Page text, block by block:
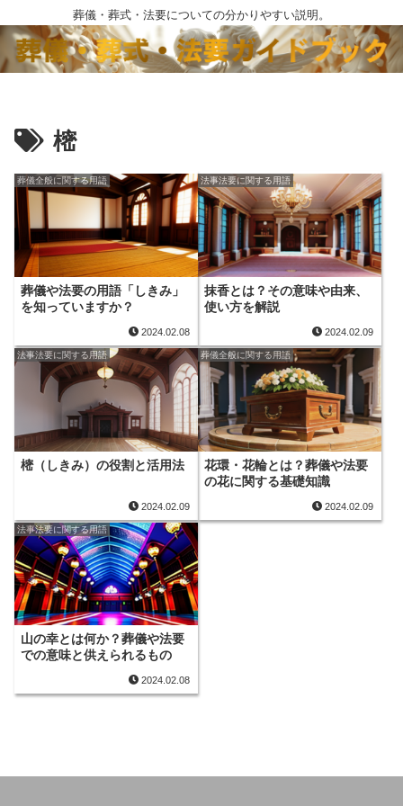
葬儀・葬式・法要についての分かりやすい説明。
樒
葬儀全般に関する用語
葬儀や法要の用語「しきみ」
を知っていますか？
2024.02.08
法事法要に関する用語
抹香とは？その意味や由来、
使い方を解説
2024.02.09
法事法要に関する用語
樒（しきみ）の役割と活用法
2024.02.09
葬儀全般に関する用語
花環・花輪とは？葬儀や法要
の花に関する基礎知識
2024.02.09
法事法要に関する用語
山の幸とは何か？葬儀や法要
での意味と供えられるもの
2024.02.08